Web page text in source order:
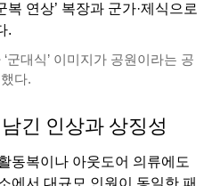
연상’ 복장과 군가·제식으로
.
군대식’ 이미지가 공원이라는 공
다.
긴 인상과 상징성
동복이나 아웃도어 의류에도